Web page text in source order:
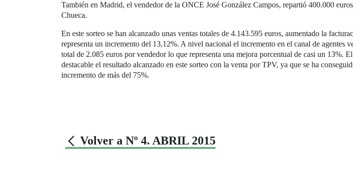
También en Madrid, el vendedor de la ONCE José González Campos, repartió 400.000
Chueca.
En este sorteo se han alcanzado unas ventas totales de 4.143.595 euros, aumentado la
representa un incremento del 13,12%. A nivel nacional el incremento en el canal de agentes
total de 2.085 euros por vendedor lo que representa una mejora porcentual de casi un 13%.
destacable el resultado alcanzado en este sorteo con la venta por TPV, ya que se ha
incremento de más del 75%.
Volver a Nº 4. ABRIL 2015